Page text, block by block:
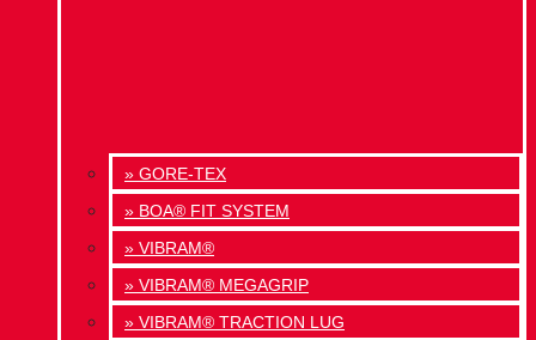
» GORE-TEX
» BOA® FIT SYSTEM
» VIBRAM®
» VIBRAM® MEGAGRIP
» VIBRAM® TRACTION LUG